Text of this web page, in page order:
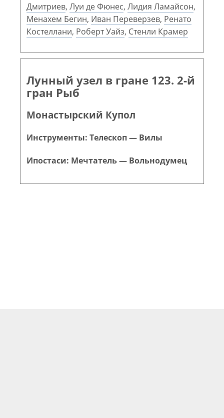
Дмитриев, Луи де Фюнес, Лидия Ламайсон,
Менахем Бегин, Иван Переверзев, Ренато
Костеллани, Роберт Уайз, Стенли Крамер
Лунный узел в гране 123. 2-й
гран Рыб
Монастырский Купол
Инструменты: Телескоп — Вилы
Ипостаси: Мечтатель — Вольнодумец